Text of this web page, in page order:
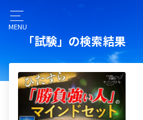
MENU
「試験」の検索結果